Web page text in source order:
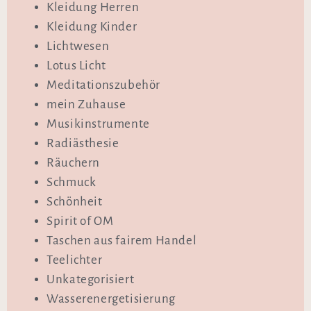
Kleidung Herren
Kleidung Kinder
Lichtwesen
Lotus Licht
Meditationszubehör
mein Zuhause
Musikinstrumente
Radiästhesie
Räuchern
Schmuck
Schönheit
Spirit of OM
Taschen aus fairem Handel
Teelichter
Unkategorisiert
Wasserenergetisierung